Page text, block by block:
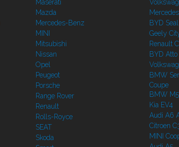
Maserati
Mazda
Mercedes-Benz
MINI
Mitsubishi
Nissan
Opel
Peugeot
Porsche
Range Rover
Renault
Rolls-Royce
SEAT
Skoda
BYD Seal
Geely
Renault
BYD Atto
BMW
Coupe
BMW
Kia EV4
Audi A6
Citroen
MINI